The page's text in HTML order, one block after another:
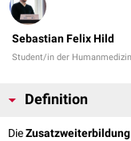
Sebastian Felix Hild
Student/in der Humanmedizin
Definition
Die